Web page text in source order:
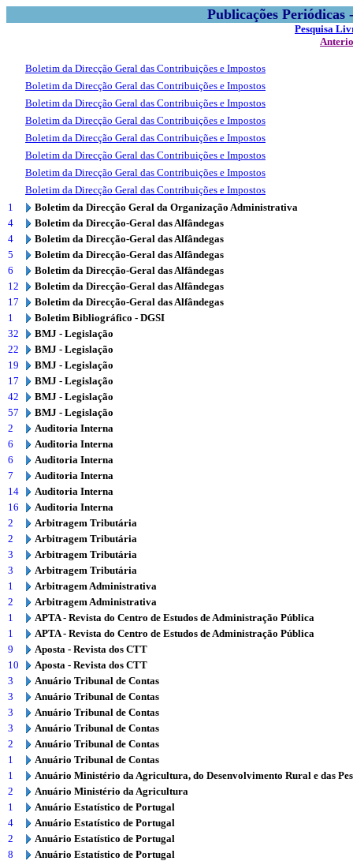
Publicações
Pesquisa
Boletim da Direcção Geral das Contribuições e Impostos
Boletim da Direcção Geral das Contribuições e Impostos
Boletim da Direcção Geral das Contribuições e Impostos
Boletim da Direcção Geral das Contribuições e Impostos
Boletim da Direcção Geral das Contribuições e Impostos
Boletim da Direcção Geral das Contribuições e Impostos
Boletim da Direcção Geral das Contribuições e Impostos
Boletim da Direcção Geral das Contribuições e Impostos
1
Boletim da Direcção Geral da Organização Administrativa
4
Boletim da Direcção-Geral das Alfândegas
4
Boletim da Direcção-Geral das Alfândegas
5
Boletim da Direcção-Geral das Alfândegas
6
Boletim da Direcção-Geral das Alfândegas
12
Boletim da Direcção-Geral das Alfândegas
17
Boletim da Direcção-Geral das Alfândegas
1
Boletim Bibliográfico - DGSI
32
BMJ - Legislação
22
BMJ - Legislação
19
BMJ - Legislação
17
BMJ - Legislação
42
BMJ - Legislação
57
BMJ - Legislação
2
Auditoria Interna
6
Auditoria Interna
6
Auditoria Interna
7
Auditoria Interna
14
Auditoria Interna
16
Auditoria Interna
2
Arbitragem Tributária
2
Arbitragem Tributária
3
Arbitragem Tributária
3
Arbitragem Tributária
1
Arbitragem Administrativa
2
Arbitragem Administrativa
1
APTA - Revista do Centro de Estudos de Administração Pública
1
APTA - Revista do Centro de Estudos de Administração Pública
9
Aposta - Revista dos CTT
10
Aposta - Revista dos CTT
3
Anuário Tribunal de Contas
3
Anuário Tribunal de Contas
3
Anuário Tribunal de Contas
3
Anuário Tribunal de Contas
2
Anuário Tribunal de Contas
1
Anuário Tribunal de Contas
1
Anuário Ministério da Agricultura, do Desenvolvimento Rural e das
2
Anuário Ministério da Agricultura
1
Anuário Estatístico de Portugal
4
Anuário Estatístico de Portugal
2
Anuário Estatístico de Portugal
8
Anuário Estatístico de Portugal